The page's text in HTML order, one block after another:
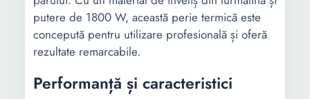
putere de 1800 W, această perie termică este
concepută pentru utilizare profesională și oferă
rezultate remarcabile.
Performanță și caracteristici